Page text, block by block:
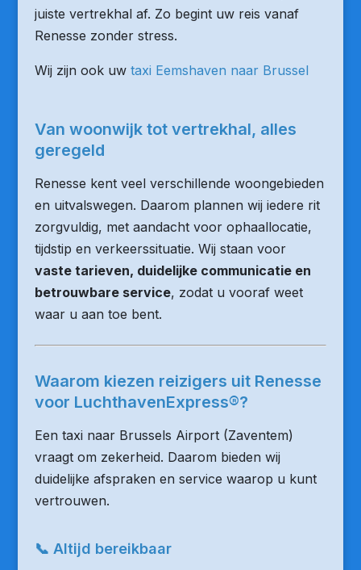
juiste vertrekhal af. Zo begint uw reis vanaf
Renesse zonder stress.
Wij zijn ook uw taxi Eemshaven naar Brussel
Van woonwijk tot vertrekhal, alles
geregeld
Renesse kent veel verschillende woongebieden
en uitvalswegen. Daarom plannen wij iedere rit
zorgvuldig, met aandacht voor ophaallocatie,
tijdstip en verkeerssituatie. Wij staan voor
vaste tarieven, duidelijke communicatie en
betrouwbare service, zodat u vooraf weet
waar u aan toe bent.
Waarom kiezen reizigers uit Renesse
voor LuchthavenExpress®?
Een taxi naar Brussels Airport (Zaventem)
vraagt om zekerheid. Daarom bieden wij
duidelijke afspraken en service waarop u kunt
vertrouwen.
📞 Altijd bereikbaar